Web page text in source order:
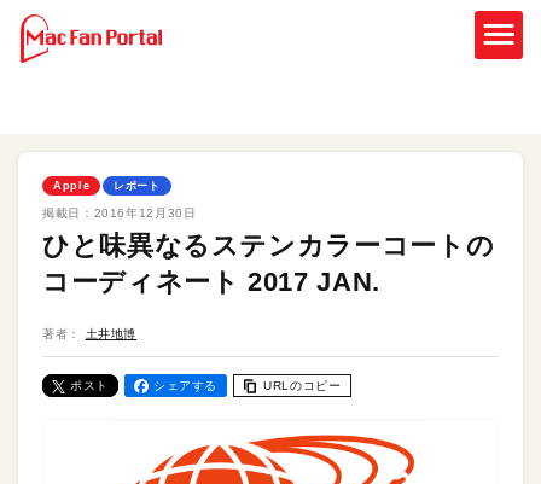
Apple レポート
掲載日： 2016年12月30日
ひと味異なるステンカラーコートの
コーディネート 2017 JAN.
著者： 土井地博
ポスト シェアする URLのコピー